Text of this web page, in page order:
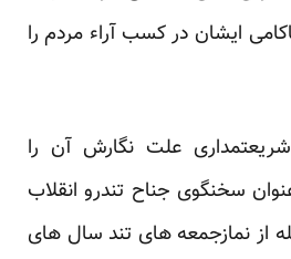
ایشان در کسب آراء مردم را
علت نگارش آن را
سخنگوی جناح تندرو انقلاب
از نمازجمعه های تند سال های